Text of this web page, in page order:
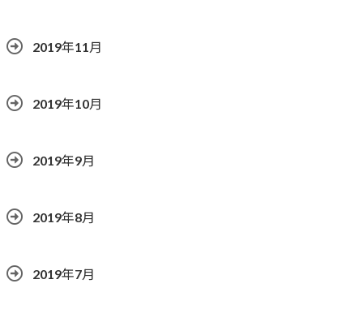
2019年11月
2019年10月
2019年9月
2019年8月
2019年7月